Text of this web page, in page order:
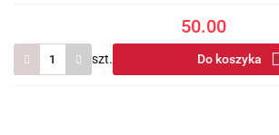
50.00
szt. Do koszyka